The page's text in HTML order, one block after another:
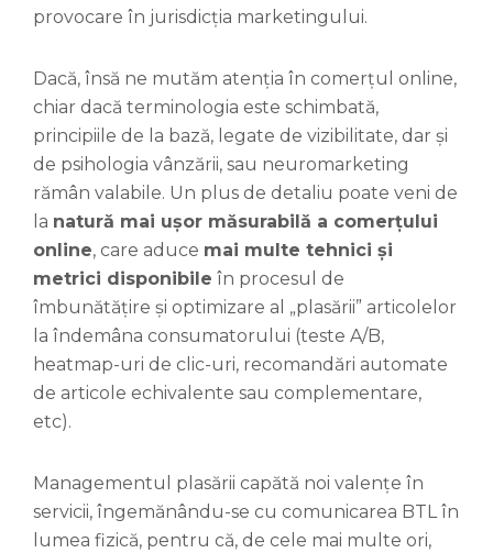
provocare în jurisdicția marketingului.
Dacă, însă ne mutăm atenția în comerțul online,
chiar dacă terminologia este schimbată,
principiile de la bază, legate de vizibilitate, dar și
de psihologia vânzării, sau neuromarketing
rămân valabile. Un plus de detaliu poate veni de
la natură mai ușor măsurabilă a comerțului
online, care aduce mai multe tehnici și
metrici disponibile în procesul de
îmbunătățire și optimizare al „plasării” articolelor
la îndemâna consumatorului (teste A/B,
heatmap-uri de clic-uri, recomandări automate
de articole echivalente sau complementare,
etc).
Managementul plasării capătă noi valențe în
servicii, îngemănându-se cu comunicarea BTL în
lumea fizică, pentru că, de cele mai multe ori,